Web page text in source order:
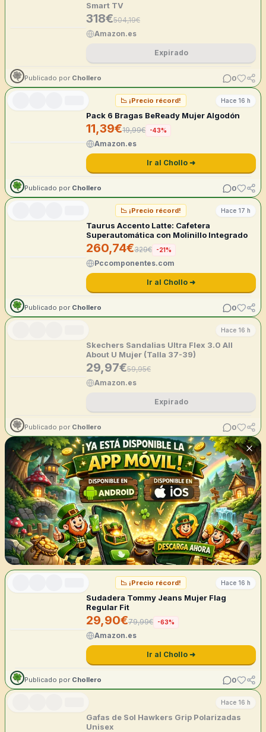
Smart TV
318€504,19€
Amazon.es
Expirado
Publicado por Chollero 0
📉 ¡Precio récord! Hace 16 h
Pack 6 Bragas BeReady Mujer Algodón
11,39€19,99€ -43%
Amazon.es
Ir al Chollo ➜
Publicado por Chollero 0
📉 ¡Precio récord! Hace 17 h
Taurus Accento Latte: Cafetera
Superautomática con Molinillo Integrado
260,74€329€ -21%
Pccomponentes.com
Ir al Chollo ➜
Publicado por Chollero 0
Hace 16 h
Skechers Sandalias Ultra Flex 3.0 All
About U Mujer (Talla 37-39)
29,97€59,95€
Amazon.es
Expirado
Publicado por Chollero 0
📉 ¡Precio récord! Hace 16 h
Sudadera Tommy Jeans Mujer Flag
Regular Fit
29,90€79,99€ -63%
Amazon.es
Ir al Chollo ➜
Publicado por Chollero 0
Hace 16 h
Gafas de Sol Hawkers Grip Polarizadas
Unisex